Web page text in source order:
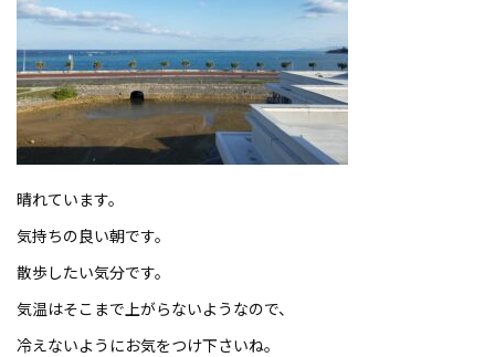
晴れています。
気持ちの良い朝です。
散歩したい気分です。
気温はそこまで上がらないようなので、
冷えないようにお気をつけ下さいね。